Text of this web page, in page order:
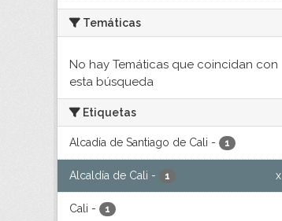
Temáticas
No hay Temáticas que coincidan con
esta búsqueda
Etiquetas
Alcadía de Santiago de Cali - 1
Alcaldía de Cali - 1 x
Cali - 1